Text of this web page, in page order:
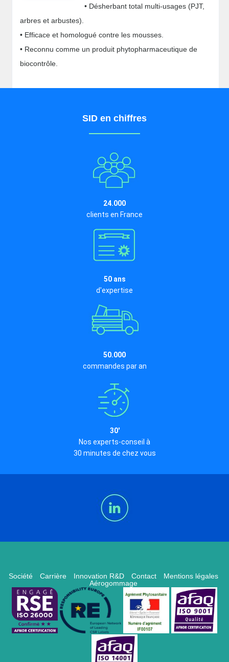
• Désherbant total multi-usages (PJT,
arbres et arbustes).
• Efficace et homologué contre les mousses.
• Reconnu comme un produit phytopharmaceutique de
biocontrôle.
SID en chiffres
24.000
clients en France
50 ans
d'expertise
50.000
commandes par an
30'
Nos experts-conseil à
30 minutes de chez vous
Société Carrière Innovation R&D Contact
Mentions légales
Aérogommage